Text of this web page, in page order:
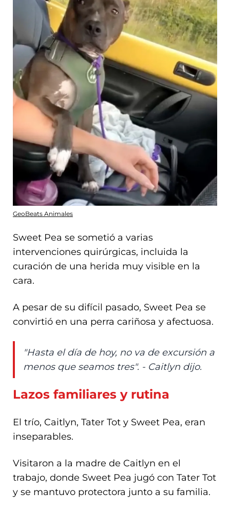
GeoBeats Animales
Sweet Pea se sometió a varias
intervenciones quirúrgicas, incluida la
curación de una herida muy visible en la
cara.
A pesar de su difícil pasado, Sweet Pea se
convirtió en una perra cariñosa y afectuosa.
"Hasta el día de hoy, no va de excursión a
menos que seamos tres". - Caitlyn dijo.
Lazos familiares y rutina
El trío, Caitlyn, Tater Tot y Sweet Pea, eran
inseparables.
Visitaron a la madre de Caitlyn en el
trabajo, donde Sweet Pea jugó con Tater Tot
y se mantuvo protectora junto a su familia.